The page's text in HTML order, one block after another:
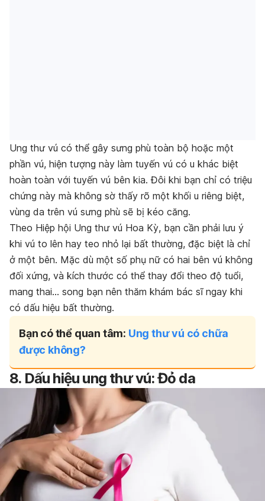
Ung thư vú có thể gây sưng phù toàn bộ hoặc một
phần vú, hiện tượng này làm tuyến vú có u khác biệt
hoàn toàn với tuyến vú bên kia. Đôi khi bạn chỉ có triệu
chứng này mà không sờ thấy rõ một khối u riêng biệt,
vùng da trên vú sưng phù sẽ bị kéo căng.
Theo Hiệp hội Ung thư vú Hoa Kỳ, bạn cần phải lưu ý
khi vú to lên hay teo nhỏ lại bất thường, đặc biệt là chỉ
ở một bên. Mặc dù một số phụ nữ có hai bên vú không
đối xứng, và kích thước có thể thay đổi theo độ tuổi,
mang thai… song bạn nên thăm khám bác sĩ ngay khi
có dấu hiệu bất thường.
Bạn có thể quan tâm: Ung thư vú có chữa
được không?
8. Dấu hiệu ung thư vú: Đỏ da